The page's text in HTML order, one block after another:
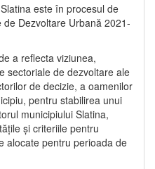
este în procesul de
Dezvoltare Urbană 2021‐
a reflecta viziunea,
sectoriale de dezvoltare ale
de decizie, a oamenilor
pentru stabilirea unui
municipiului Slatina,
și criteriile pentru
alocate pentru perioada de